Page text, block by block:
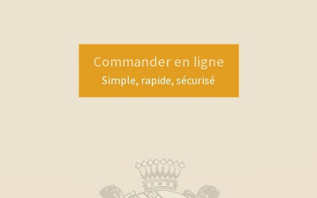
Commander en ligne
Simple, rapide, sécurisé